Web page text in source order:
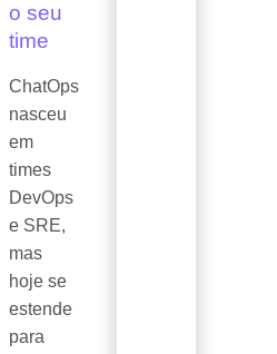
o seu
time
ChatOps
nasceu
em
times
DevOps
e SRE,
mas
hoje se
estende
para